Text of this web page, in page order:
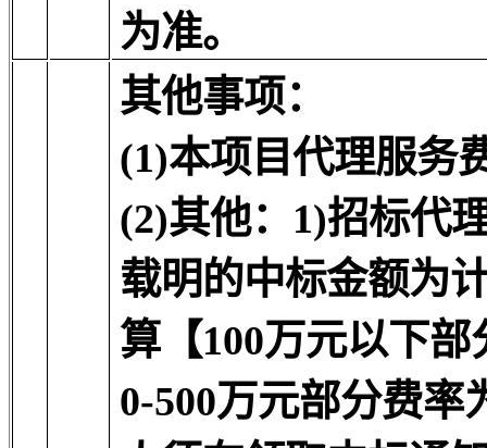
为准。
其他事项：
(1)本项目代理服务
(2)其他： 1)招标代
载明的中标金额为
算【100万元以下
0-500万元部分费率